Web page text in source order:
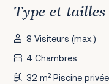
Type et tailles
8 Visiteurs (max.)
4 Chambres
32 m2 Piscine privée